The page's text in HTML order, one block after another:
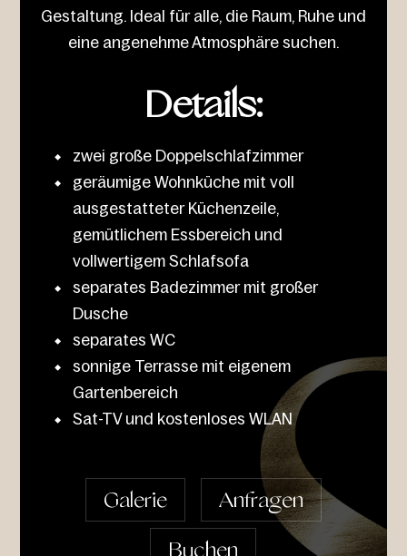
Gestaltung. Ideal für alle, die Raum, Ruhe und
eine angenehme Atmosphäre suchen.
Details:
zwei große Doppelschlafzimmer
geräumige Wohnküche mit voll
ausgestatteter Küchenzeile,
gemütlichem Essbereich und
vollwertigem Schlafsofa
separates Badezimmer mit großer
Dusche
separates WC
sonnige Terrasse mit eigenem
Gartenbereich
Sat-TV und kostenloses WLAN
Galerie
Anfragen
Buchen